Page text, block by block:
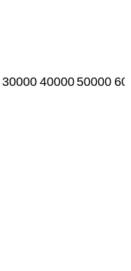
30000 4000050000